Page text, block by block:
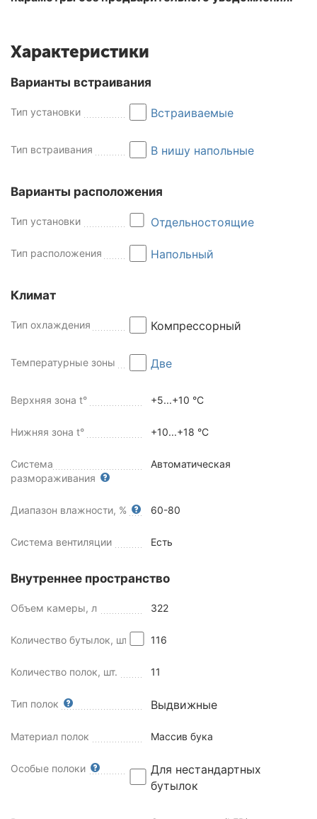
Характеристики
Варианты встраивания
Тип установки Встраиваемые
Тип встраивания В нишу напольные
Варианты расположения
Тип установки Отдельностоящие
Тип расположения Напольный
Климат
Тип охлаждения Компрессорный
Температурные зоны Две
Верхняя зона t° +5...+10 °C
Нижняя зона t° +10...+18 °С
Система
размораживания
Автоматическая
Диапазон влажности, % 60-80
Система вентиляции Есть
Внутреннее пространство
Объем камеры, л 322
Количество бутылок, шт 116
Количество полок, шт. 11
Тип полок Выдвижные
Материал полок Массив бука
Особые полоки
Для нестандартных
бутылок